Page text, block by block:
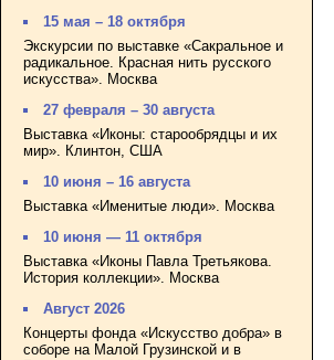
15 мая – 18 октября
Экскурсии по выставке «Сакральное и
радикальное. Красная нить русского
искусства». Москва
27 февраля – 30 августа
Выставка «Иконы: старообрядцы и их
мир». Клинтон, США
10 июня – 16 августа
Выставка «Именитые люди». Москва
10 июня — 11 октября
Выставка «Иконы Павла Третьякова.
История коллекции». Москва
Август 2026
Концерты фонда «Искусство добра» в
соборе на Малой Грузинской и в